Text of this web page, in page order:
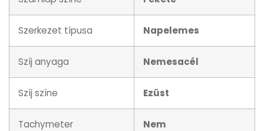
Szerkezet típusa Napelemes
Szíj anyaga Nemesacél
Szíj színe Ezüst
Tachymeter Nem